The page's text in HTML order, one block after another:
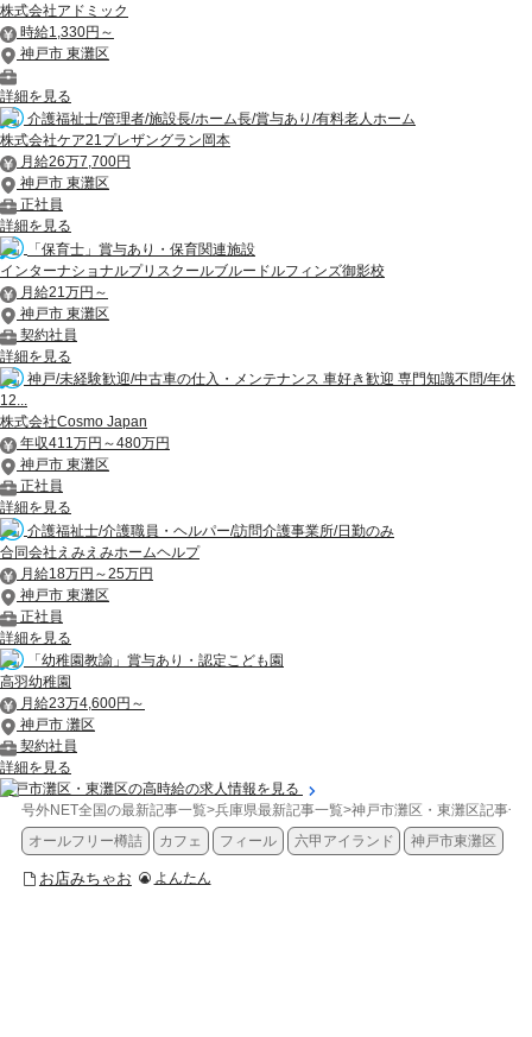
株式会社アドミック
時給1,330円～
神戸市 東灘区
詳細を見る
介護福祉士/管理者/施設長/ホーム長/賞与あり/有料老人ホーム
株式会社ケア21プレザングラン岡本
月給26万7,700円
神戸市 東灘区
正社員
詳細を見る
「保育士」賞与あり・保育関連施設
インターナショナルプリスクールブルードルフィンズ御影校
月給21万円～
神戸市 東灘区
契約社員
詳細を見る
神戸/未経験歓迎/中古車の仕入・メンテナンス 車好き歓迎 専門知識不問/年休
12...
株式会社Cosmo Japan
年収411万円～480万円
神戸市 東灘区
正社員
詳細を見る
介護福祉士/介護職員・ヘルパー/訪問介護事業所/日勤のみ
合同会社えみえみホームヘルプ
月給18万円～25万円
神戸市 東灘区
正社員
詳細を見る
「幼稚園教諭」賞与あり・認定こども園
高羽幼稚園
月給23万4,600円～
神戸市 灘区
契約社員
詳細を見る
神戸市灘区・東灘区の高時給の求人情報を見る
号外NET全国の最新記事一覧>兵庫県最新記事一覧>神戸市灘区・東灘区記事一
オールフリー樽詰
カフェ フィール 六甲アイランド 神戸市東灘区
お店みちゃお よんたん